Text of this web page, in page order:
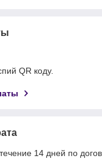
QR коду.
14 дней по